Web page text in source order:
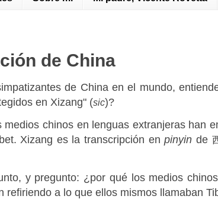
de China
de China en el mundo,
en Xizang" (sic)?
chinos en lenguas extranjeras han
Xizang es la transcripción en pinyin de
y pregunto: ¿por qué los medios
a lo que ellos mismos llamaban